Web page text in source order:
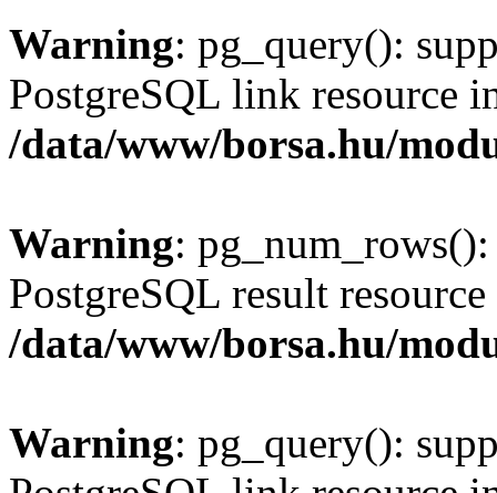
Warning: pg_query():
PostgreSQL link resource
/data/www/borsa.hu/
Warning:
PostgreSQL result
/data/www/borsa.hu/
Warning: pg_query():